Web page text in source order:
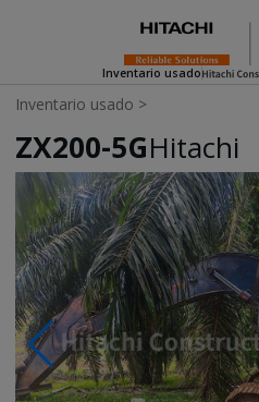
Inventario usado
Inventario usado >
ZX200-5GHitachi
Photos & Videos